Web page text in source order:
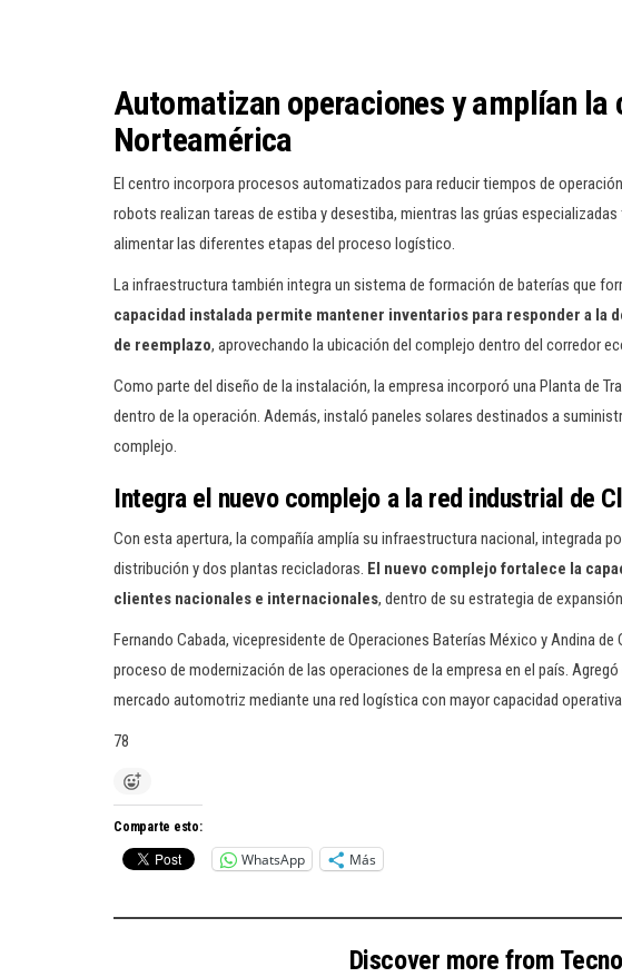
Automatizan operaciones y amplían
Norteamérica
El centro incorpora procesos automatizados para reducir tiempos de
robots realizan tareas de estiba y desestiba, mientras las grúas
alimentar las diferentes etapas del proceso logístico.
La infraestructura también integra un sistema de formación de baterías que
capacidad instalada permite mantener inventarios para responder a la
de reemplazo, aprovechando la ubicación del complejo dentro del corredor
Como parte del diseño de la instalación, la empresa incorporó una Planta de
dentro de la operación. Además, instaló paneles solares destinados a
complejo.
Integra el nuevo complejo a la red industrial de
Con esta apertura, la compañía amplía su infraestructura nacional, integrada
distribución y dos plantas recicladoras. El nuevo complejo fortalece la
clientes nacionales e internacionales, dentro de su estrategia de
Fernando Cabada, vicepresidente de Operaciones Baterías México y Andina
proceso de modernización de las operaciones de la empresa en el país.
mercado automotriz mediante una red logística con mayor capacidad
78
Comparte esto:
WhatsApp Más
Discover more from